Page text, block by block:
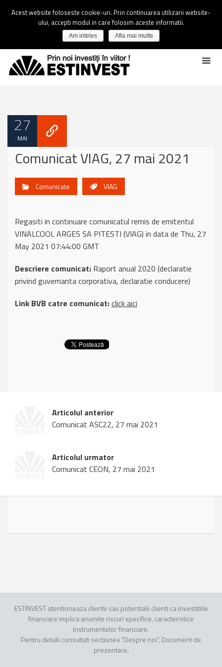
27
MAI
Comunicat VIAG, 27 mai 2021
Comunicate VIAG
Regasiti in continuare comunicatul remis de emitentul
VINALCOOL ARGES SA PITESTI (VIAG) in data de Thu, 27
May 2021 07:44:00 GMT
Descriere comunicat: Raport anual 2020 (declaratie
privind guvernanta corporativa, declaratie conducere)
Link BVB catre comunicat:click aici
Articolul anterior
Comunicat ASC22, 27 mai 2021
Articolul urmator
Comunicat CEON, 27 mai 2021
ESTINVEST atentioneaza clientii sau potentialii clienti ca investitiile
financiare implica anumite riscuri specifice, caracteristice
instrumentelor financiare.
Pentru detalii consultati sectiunea "Despre noi", Document de
prezentare.
Acest website foloseste cookie-uri. Prin continuarea utilizarii website-
ului, accepti modul in care folosim aceste informatii.
Am inteles Afla mai multe